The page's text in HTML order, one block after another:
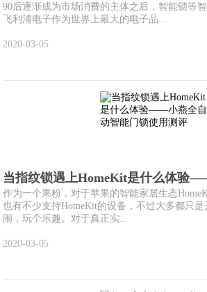
90后逐渐成为市场消费的主体之后，智能锁等
飞利浦电子作为世界上最大的电子品...
2020-03-05
当指纹锁遇上HomeKit是什么体验
作为一个果粉，对于苹果的智能家居生态
也有不少支持HomeKit的设备，不过大多都只
闹，玩个乐趣。对于真正实...
2020-03-05